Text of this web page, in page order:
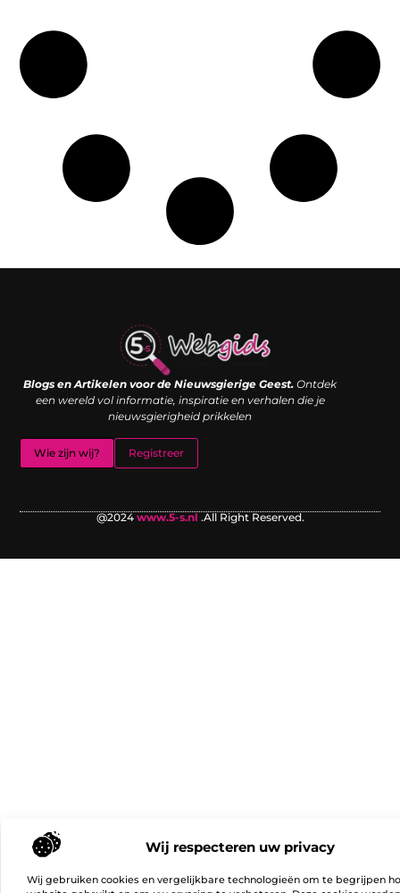
Wij respecteren uw privacy
Wij gebruiken cookies en vergelijkbare technologieën om te begrijpen
Blogs en Artikelen voor de Nieuwsgierige Geest. Ontdek
een wereld vol informatie, inspiratie en verhalen die je
nieuwsgierigheid prikkelen
Wie zijn wij? Registreer
@2024 www.5-s.nl .All Right Reserved.